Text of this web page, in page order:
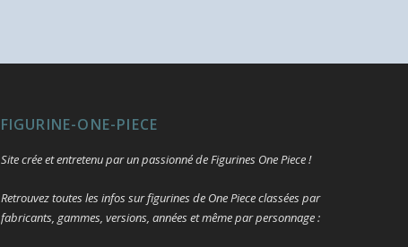
FIGURINE-ONE-PIECE
Site crée et entretenu par un passionné de Figurines One Piece !
Retrouvez toutes les infos sur figurines de One Piece classées par
fabricants, gammes, versions, années et même par personnage :